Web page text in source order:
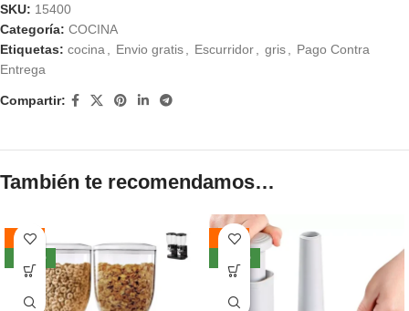
SKU: 15400
Categoría: COCINA
Etiquetas: cocina Envio gratis Escurridor gris
Pago Contra
Entrega
Compartir:
También te recomendamos…
-57%
NUEVO
-66%
NUEVO